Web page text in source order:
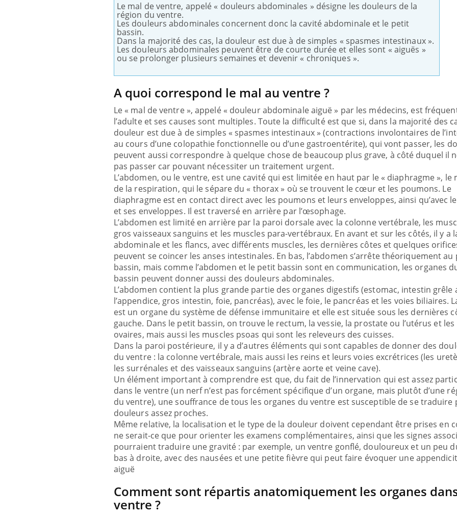
Le mal de ventre, appelé « douleurs abdominales » désigne les douleurs de la
région du ventre.
Les douleurs abdominales concernent donc la cavité abdominale et le petit
bassin.
Dans la majorité des cas, la douleur est due à de simples « spasmes intestinaux ».
Les douleurs abdominales peuvent être de courte durée et elles sont « aiguës »
ou se prolonger plusieurs semaines et devenir « chroniques ».
A quoi correspond le mal au ventre ?
Le « mal de ventre », appelé « douleur abdominale aiguë » par les médecins, est
l’adulte et ses causes sont multiples. Toute la difficulté est que si, dans la majorité des
douleur est due à de simples « spasmes intestinaux » (contractions involontaires de
au cours d’une colopathie fonctionnelle ou d’une gastroentérite), qui vont passer, les
peuvent aussi correspondre à quelque chose de beaucoup plus grave, à côté duquel il
pas passer car pouvant nécessiter un traitement urgent.
L’abdomen, ou le ventre, est une cavité qui est limitée en haut par le « diaphragme », le
de la respiration, qui le sépare du « thorax » où se trouvent le cœur et les poumons. Le
diaphragme est en contact direct avec les poumons et leurs enveloppes, ainsi qu’avec
et ses enveloppes. Il est traversé en arrière par l’œsophage.
L’abdomen est limité en arrière par la paroi dorsale avec la colonne vertébrale, les
gros vaisseaux sanguins et les muscles para-vertébraux. En avant et sur les côtés, il y a
abdominale et les flancs, avec différents muscles, les dernières côtes et quelques
peuvent se coincer les anses intestinales. En bas, l’abdomen s’arrête théoriquement au
bassin, mais comme l’abdomen et le petit bassin sont en communication, les organes
bassin peuvent donner aussi des douleurs abdominales.
L’abdomen contient la plus grande partie des organes digestifs (estomac, intestin grêle
l’appendice, gros intestin, foie, pancréas), avec le foie, le pancréas et les voies biliaires.
est un organe du système de défense immunitaire et elle est située sous les dernières
gauche. Dans le petit bassin, on trouve le rectum, la vessie, la prostate ou l’utérus et les
ovaires, mais aussi les muscles psoas qui sont les releveurs des cuisses.
Dans la paroi postérieure, il y a d’autres éléments qui sont capables de donner des
du ventre : la colonne vertébrale, mais aussi les reins et leurs voies excrétrices (les
les surrénales et des vaisseaux sanguins (artère aorte et veine cave).
Un élément important à comprendre est que, du fait de l’innervation qui est assez
dans le ventre (un nerf n’est pas forcément spécifique d’un organe, mais plutôt d’une
du ventre), une souffrance de tous les organes du ventre est susceptible de se traduire
douleurs assez proches.
Même relative, la localisation et le type de la douleur doivent cependant être prises en
ne serait-ce que pour orienter les examens complémentaires, ainsi que les signes
pourraient traduire une gravité : par exemple, un ventre gonflé, douloureux et un peu
bas à droite, avec des nausées et une petite fièvre qui peut faire évoquer une
aiguë
Comment sont répartis anatomiquement les organes
ventre ?
Mon enfant est-il trop
sensible ou simplement très
empathique ?
Bébés, jeunes enfants :
quelle trousse à pharmacie
Youtube
Eczéma Chronique des Mains :
expliquer ma maladieYoutube
Il y a des sujets qui sont faciles à aborder...
d'autres non ! D'un côté, poser des questions
sur la maladie d'un proche c'est montrer ...
Youtube
Carence en fer :
prévenirYoutube
Fatigue, irritabilité,
carence en fer sont